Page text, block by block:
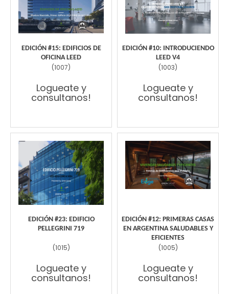
EDICIÓN #15: EDIFICIOS DE
OFICINA LEED
(1007)
Logueate y
consultanos!
EDICIÓN #10: INTRODUCIENDO
LEED V4
(1003)
Logueate y
consultanos!
EDICIÓN #23: EDIFICIO
PELLEGRINI 719
(1015)
Logueate y
consultanos!
EDICIÓN #12: PRIMERAS CASAS
EN ARGENTINA SALUDABLES Y
EFICIENTES
(1005)
Logueate y
consultanos!